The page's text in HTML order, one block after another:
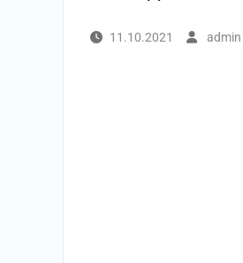
11.10.2021 admin